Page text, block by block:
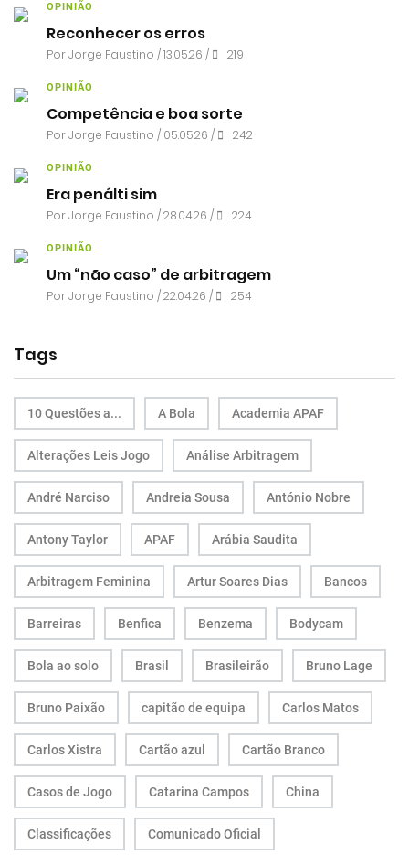
OPINIÃO
Reconhecer os erros
PorJorge Faustino / 13.05.26 / 219
OPINIÃO
Competência e boa sorte
PorJorge Faustino / 05.05.26 / 242
OPINIÃO
Era penálti sim
PorJorge Faustino / 28.04.26 / 224
OPINIÃO
Um “não caso” de arbitragem
PorJorge Faustino / 22.04.26 / 254
Tags
10 Questões a... A Bola Academia APAF
Alterações Leis Jogo Análise Arbitragem
André Narciso Andreia Sousa António Nobre
Antony Taylor APAF Arábia Saudita
Arbitragem Feminina Artur Soares Dias Bancos
Barreiras Benfica Benzema Bodycam
Bola ao solo Brasil Brasileirão Bruno Lage
Bruno Paixão capitão de equipa Carlos Matos
Carlos Xistra Cartão azul Cartão Branco
Casos de Jogo Catarina Campos China
Classificações Comunicado Oficial